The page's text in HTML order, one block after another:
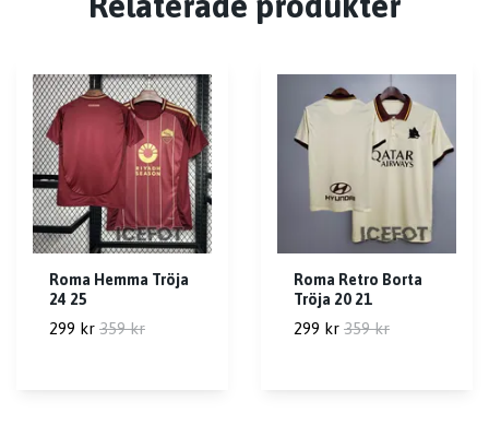
Roma Hemma Tröja
24 25
299 kr 359 kr
Roma Retro Borta
Tröja 20 21
299 kr 359 kr